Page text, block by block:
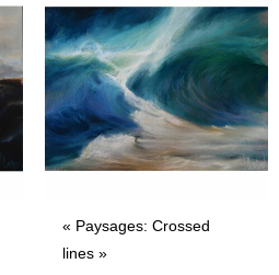
« Paysages: Crossed
lines »